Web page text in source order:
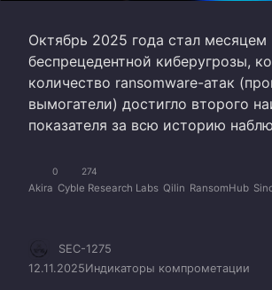
Октябрь 2025 года стал месяцем
беспрецедентной киберугрозы,
количество ransomware-атак
вымогатели) достигло второго
показателя за всю историю
0 274
Akira Cyble Research Labs Qilin RansomHub
SEC-1275
12.11.2025Индикаторы компрометации